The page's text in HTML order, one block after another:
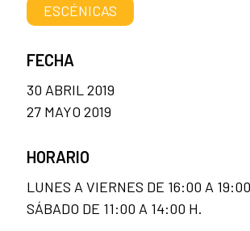
ESCÉNICAS
FECHA
30 ABRIL 2019
27 MAYO 2019
HORARIO
LUNES A VIERNES DE 16:00 A
SÁBADO DE 11:00 A 14:00 H.